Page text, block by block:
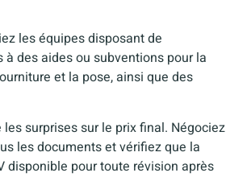
les équipes disposant de
à des aides ou subventions pour la
et la pose, ainsi que des
surprises sur le prix final. Négociez
les documents et vérifiez que la
disponible pour toute révision après